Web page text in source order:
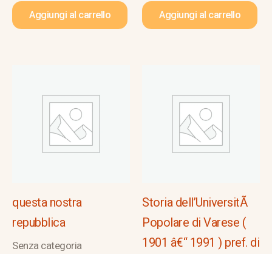
Aggiungi al carrello Aggiungi al carrello
questa nostra
repubblica
Senza categoria
Storia dell’UniversitÃ
Popolare di Varese (
1901 â€“ 1991 ) pref. di